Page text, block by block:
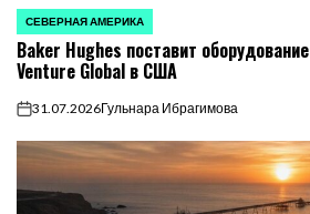
ОПУБЛИКОВАНО
В
СЕВЕРНАЯ АМЕРИКА
Baker Hughes поставит
Venture Global в США
on31.07.2026Гульнара Ибрагимова